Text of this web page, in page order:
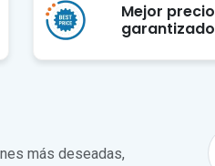
Mejor precio
garantizado
más deseadas,